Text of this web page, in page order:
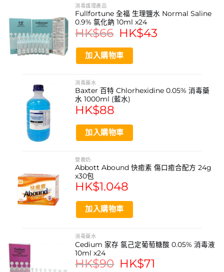
消毒護理產品
Fullfortune 全福 生理鹽水 Normal Saline
0.9% 氯化鈉 10ml x24
HK$66
Original
price
HK$66.
HK$43
加入購物車
消毒藥水
Baxter 百特 Chlorhexidine 0.05% 消毒藥
水 1000ml (藍水)
HK$88
加入購物車
營養奶
Abbott Abound 快癒素 傷口癒合配方 24g
x30包
HK$1.048
加入購物車
消毒藥水
Cedium 家存 氯己定葡萄糖酸 0.05% 消毒液
10ml x24
HK$90
Original
price
HK$71